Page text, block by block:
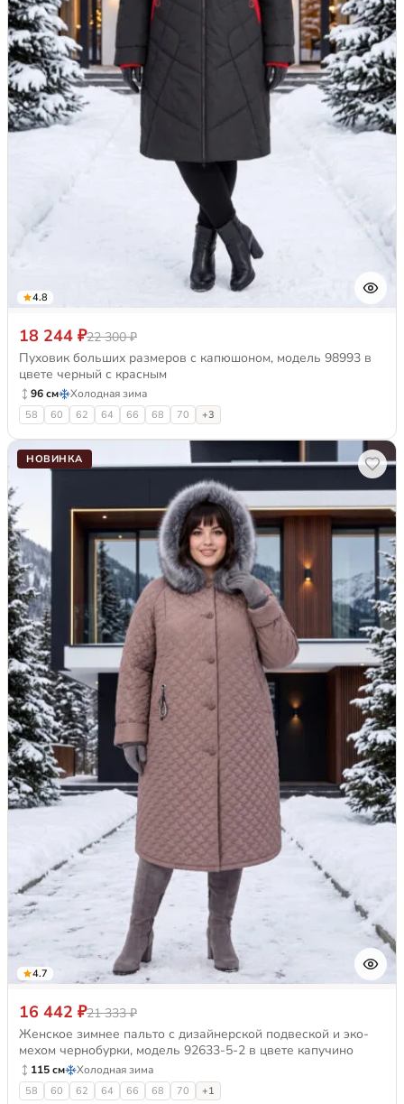
4.8
18 244 ₽22 300 ₽
Пуховик больших размеров с капюшоном, модель 98993 в
цвете черный с красным
96 см Холодная зима
58 60 62 64 66 68 70 +3
НОВИНКА
4.7
16 442 ₽21 333 ₽
Женское зимнее пальто с дизайнерской подвеской и эко-
мехом чернобурки, модель 92633-5-2 в цвете капучино
115 см Холодная зима
58 60 62 64 66 68 70 +1